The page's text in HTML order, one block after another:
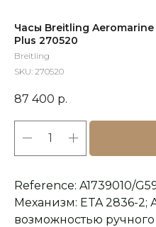
Часы Breitling Aeromarine
Plus 270520
Breitling
SKU: 270520
87 400 р.
Reference: A1739010/
Механизм: ETA 2836-2;
возможностью ручного